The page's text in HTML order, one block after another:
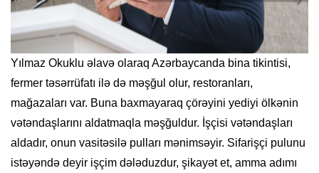
Yılmaz Okuklu əlavə olaraq Azərbaycanda bina tikintisi,
fermer təsərrüfatı ilə də məşğul olur, restoranları,
mağazaları var. Buna baxmayaraq çörəyini yediyi ölkənin
vətəndaşlarını aldatmaqla məşğuldur. İşçisi vətəndaşları
aldadır, onun vasitəsilə pulları mənimsəyir. Sifarişçi pulunu
istəyəndə deyir işçim dələduzdur, şikayət et, amma adımı